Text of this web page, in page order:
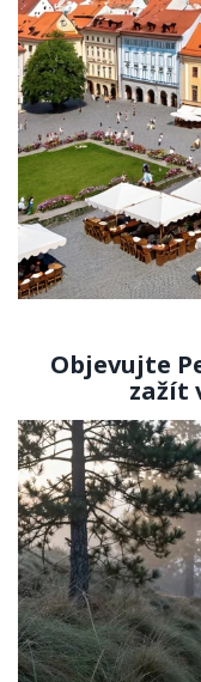
Objevujte
zažít